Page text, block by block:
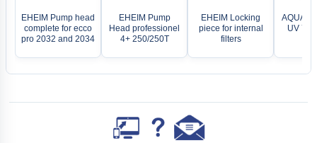
EHEIM Pump head
complete for ecco
pro 2032 and 2034
EHEIM Pump
Head professionel
4+ 250/250T
EHEIM Locking
piece for internal
filters
UV